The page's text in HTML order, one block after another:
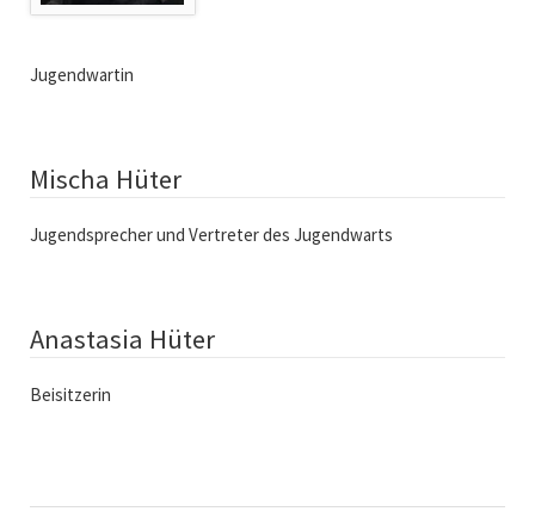
Jugendwartin
Mischa Hüter
Jugendsprecher und Vertreter des Jugendwarts
Anastasia Hüter
Beisitzerin